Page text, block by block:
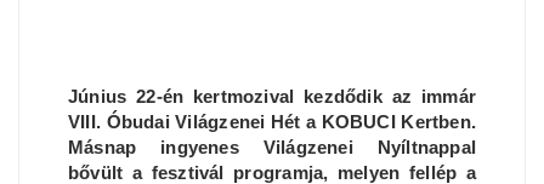
Június 22-én kertmozival kezdődik az immár
VIII. Óbudai Világzenei Hét a KOBUCI Kertben.
Másnap ingyenes Világzenei Nyíltnappal
bővült a fesztivál programja, melyen fellép a